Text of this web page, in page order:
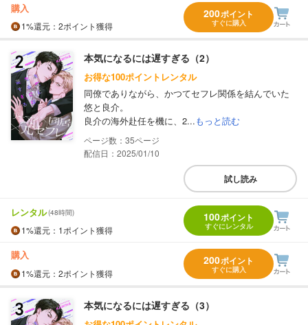
購入
1%還元 ：2ポイント獲得
200ポイント
すぐに購入
本気になるには遅すぎる（2）
お得な100ポイントレンタル
同僚でありながら、かつてセフレ関係を結んでいた
悠と良介。
良介の海外赴任を機に、2...もっと読む
35
配信日：2025/01/10
試し読み
レンタル(48時間)
1%還元 ：1ポイント獲得
100ポイント
すぐにレンタル
購入
1%還元 ：2ポイント獲得
200ポイント
すぐに購入
本気になるには遅すぎる（3）